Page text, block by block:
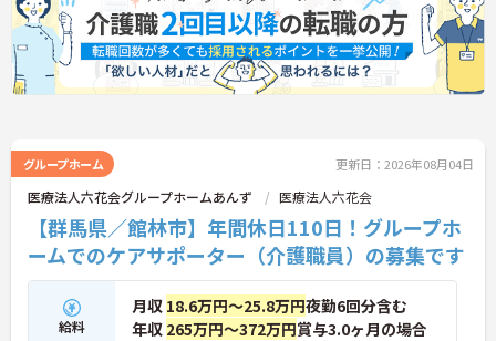
グループホーム 更新日：2026年08月04日
医療法人六花会グループホームあんず 医療法人六花会
【群馬県／館林市】年間休日110日！グループホ
ームでのケアサポーター（介護職員）の募集です
給料
月収 18.6万円～25.8万円夜勤6回分含む
年収 265万円～372万円賞与3.0ヶ月の場合